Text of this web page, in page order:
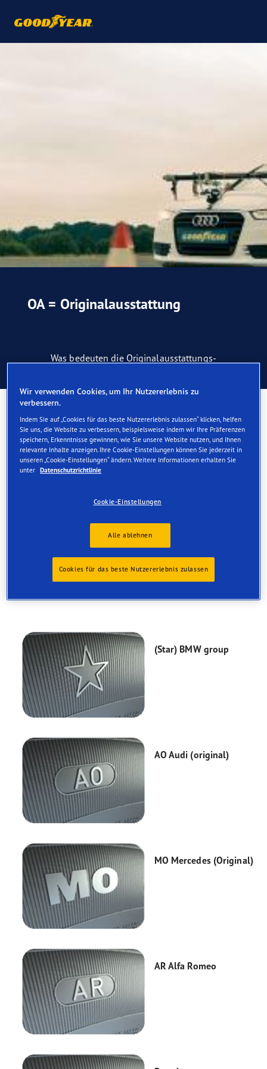
OA = Originalausstattung
Was bedeuten die Originalausstattungs-
Was bedeuten die
Originalausstattungs-
Kennzeichnungen an den
Reifen?
equipment standards, an OE marking is embossed into
the sidewall of a tyre, showing which car manufacturer it
has been designed for.
(Star) BMW group
AO Audi (original)
MO Mercedes (Original)
AR Alfa Romeo
Wir verwenden Cookies, um Ihr Nutzererlebnis zu
verbessern.
Indem Sie auf „Cookies für das beste Nutzererlebnis zulassen“ klicken, helfen
Sie uns, die Website zu verbessern, beispielsweise indem wir Ihre Präferenzen
speichern, Erkenntnisse gewinnen, wie Sie unsere Website nutzen, und Ihnen
relevante Inhalte anzeigen. Ihre Cookie-Einstellungen können Sie jederzeit in
unseren „Cookie-Einstellungen“ ändern. Weitere Informationen erhalten Sie
unter Datenschutzrichtlinie
Cookie-Einstellungen
Alle ablehnen
Cookies für das beste Nutzererlebnis zulassen